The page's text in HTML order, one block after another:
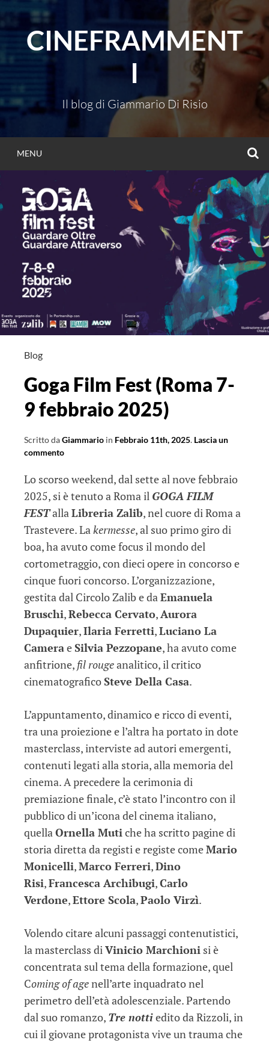
al
contenutoCINEFRAMMENT
I
Il blog di Giammario Di Risio
MENU
Blog
Goga Film Fest (Roma 7-
9 febbraio 2025)
Scritto daGiammario in Febbraio 11th, 2025. Lascia un
commento
Lo scorso weekend, dal sette al nove febbraio
2025, si è tenuto a Roma il GOGA FILM
FESTallaLibreria Zalib, nel cuore di Roma a
Trastevere. Lakermesse, al suo primo giro di
boa, ha avuto come focus il mondo del
cortometraggio, con dieci opere in concorso e
cinque fuori concorso. L’organizzazione,
gestita dal Circolo Zalib e daEmanuela
Bruschi,Rebecca Cervato,Aurora
Dupaquier,Ilaria Ferretti,Luciano La
CameraeSilvia Pezzopane, ha avuto come
anfitrione, fil rougeanalitico, il critico
cinematograficoSteve Della Casa.
L’appuntamento, dinamico e ricco di eventi,
tra una proiezione e l’altra ha portato in dote
masterclass, interviste ad autori emergenti,
contenuti legati alla storia, alla memoria del
cinema. A precedere la cerimonia di
premiazione finale, c’è stato l’incontro con il
pubblico di un’icona del cinema italiano,
quellaOrnella Mutiche ha scritto pagine di
storia diretta da registi e registe comeMario
Monicelli,Marco Ferreri,Dino
Risi,Francesca Archibugi,Carlo
Verdone,Ettore Scola,Paolo Virzì.
Volendo citare alcuni passaggi contenutistici,
la masterclass diVinicio Marchioni si è
concentrata sul tema della formazione, quel
Coming of agenell’arte inquadrato nel
perimetro dell’età adolescenziale. Partendo
dal suo romanzo, Tre notti edito da Rizzoli, in
cui il giovane protagonista vive un trauma che